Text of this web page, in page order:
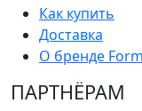
Как купить
Доставка
О бренде
ПАРТНËРАМ